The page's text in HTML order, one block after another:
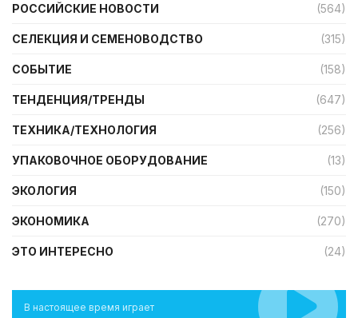
РОССИЙСКИЕ НОВОСТИ (564)
СЕЛЕКЦИЯ И СЕМЕНОВОДСТВО (315)
СОБЫТИЕ (158)
ТЕНДЕНЦИЯ/ТРЕНДЫ (647)
ТЕХНИКА/ТЕХНОЛОГИЯ (256)
УПАКОВОЧНОЕ ОБОРУДОВАНИЕ (13)
ЭКОЛОГИЯ (150)
ЭКОНОМИКА (270)
ЭТО ИНТЕРЕСНО (24)
В настоящее время играет